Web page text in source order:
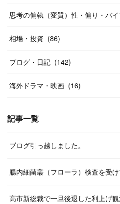
思考の偏執（変質）性・偏り・バイ
相場・投資 (86)
ブログ・日記 (142)
海外ドラマ・映画 (16)
記事一覧
ブログ引っ越しました。
腸内細菌叢（フローラ）検査を受け
高市新総裁で一旦後退した利上げ観